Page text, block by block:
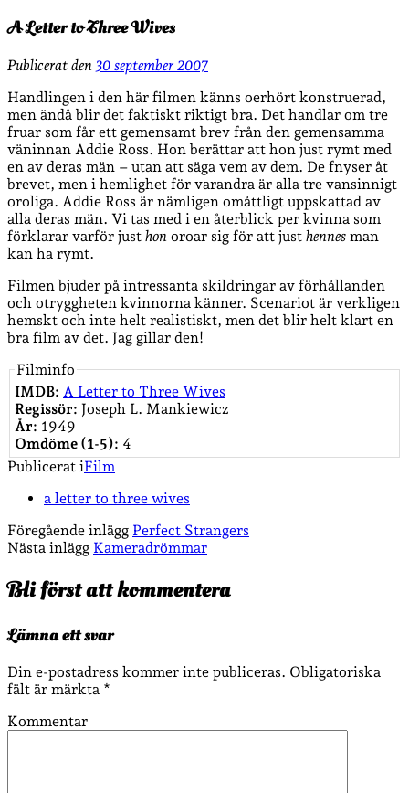
A Letter to Three Wives
Publicerat den 30 september 2007
Handlingen i den här filmen känns oerhört konstruerad,
men ändå blir det faktiskt riktigt bra. Det handlar om tre
fruar som får ett gemensamt brev från den gemensamma
väninnan Addie Ross. Hon berättar att hon just rymt med
en av deras män – utan att säga vem av dem. De fnyser åt
brevet, men i hemlighet för varandra är alla tre vansinnigt
oroliga. Addie Ross är nämligen omåttligt uppskattad av
alla deras män. Vi tas med i en återblick per kvinna som
förklarar varför just hon oroar sig för att just hennes man
kan ha rymt.
Filmen bjuder på intressanta skildringar av förhållanden
och otryggheten kvinnorna känner. Scenariot är verkligen
hemskt och inte helt realistiskt, men det blir helt klart en
bra film av det. Jag gillar den!
Filminfo
IMDB: A Letter to Three Wives
Regissör: Joseph L. Mankiewicz
År: 1949
Omdöme (1-5): 4
Publicerat iFilm
a letter to three wives
Föregående inlägg Perfect Strangers
Nästa inlägg Kameradrömmar
Bli först att kommentera
Lämna ett svar
Din e-postadress kommer inte publiceras. Obligatoriska
fält är märkta *
Kommentar